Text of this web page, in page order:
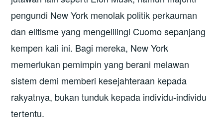
pengundi New York menolak politik perkauman
dan elitisme yang mengelilingi Cuomo sepanjang
kempen kali ini. Bagi mereka, New York
memerlukan pemimpin yang berani melawan
sistem demi memberi kesejahteraan kepada
rakyatnya, bukan tunduk kepada individu-individu
tertentu.